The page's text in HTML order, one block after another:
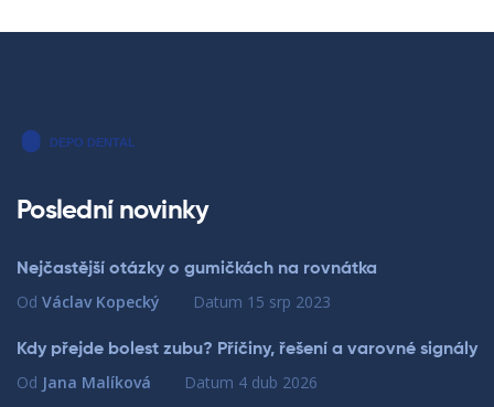
Poslední novinky
Nejčastější otázky o gumičkách na rovnátka
Od Václav Kopecký Datum 15 srp 2023
Kdy přejde bolest zubu? Příčiny, řešení a varovné signály
Od Jana Malíková Datum 4 dub 2026